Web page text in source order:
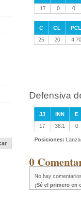
17
0 0
C CL PCL
25
20 4.70
Defensiva
JJ INN E
17
38.1 0
Posiciones:
0
No hay
¡Sé el primero en